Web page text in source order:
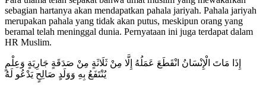
sebagian hartanya akan mendapatkan pahala jariyah. Pahala jariyah
merupakan pahala yang tidak akan putus, meskipun orang yang
beramal telah meninggal dunia. Pernyataan ini juga terdapat dalam
HR Muslim.
إِذَا مَاتَ الْإِنْسَانُ انْقَطَعَ عَمَلُهُ إِلَّا مِنْ ثَلَاثَةٍ مِنْ صَدَقَةٍ جَارِيَةٍ وَعِلْمٍ
يُنْتَفَعُ بِهِ وَوَلَدٍ صَالِحٍ يَدْعُو لَهُ